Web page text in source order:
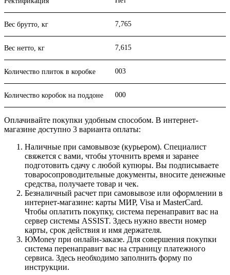
Вес брутто, кг 7,765
Вес нетто, кг 7,615
Количество плиток в коробке 003
Количество коробок на поддоне 000
Оплачивайте покупки удобным способом. В интернет-
магазине доступно 3 варианта оплаты:
Наличные при самовывозе (курьером). Специалист
свяжется с вами, чтобы уточнить время и заранее
подготовить сдачу с любой купюры. Вы подписываете
товаросопроводительные документы, вносите денежные
средства, получаете товар и чек.
Безналичный расчет при самовывозе или оформлении в
интернет-магазине: карты МИР, Visa и MasterCard.
Чтобы оплатить покупку, система перенаправит вас на
сервер системы ASSIST. Здесь нужно ввести номер
карты, срок действия и имя держателя.
ЮMoney при онлайн-заказе. Для совершения покупки
система перенаправит вас на страницу платежного
сервиса. Здесь необходимо заполнить форму по
инструкции.